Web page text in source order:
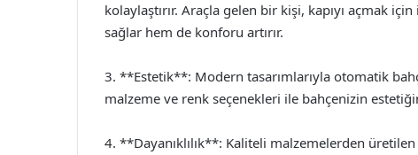
kolaylaştırır. Araçla gelen bir kişi, kapıyı açmak
sağlar hem de konforu artırır.
3. **Estetik**: Modern tasarımlarıyla otomatik
malzeme ve renk seçenekleri ile bahçenizin
4. **Dayanıklılık**: Kaliteli malzemelerden